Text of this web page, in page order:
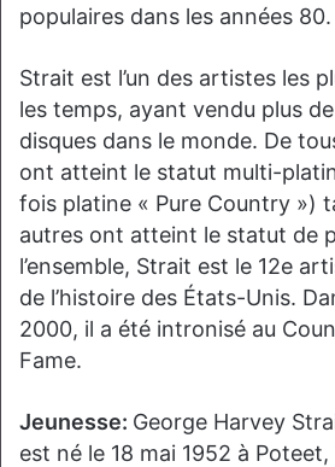
populaires dans les années 80.
Strait est l’un des artistes les
les temps, ayant vendu plus
disques dans le monde. De
ont atteint le statut multi-
fois platine « Pure Country »)
autres ont atteint le statut de
l’ensemble, Strait est le 12e
de l’histoire des États-Unis.
2000, il a été intronisé au
Fame.
Jeunesse: George Harvey
est né le 18 mai 1952 à Poteet,